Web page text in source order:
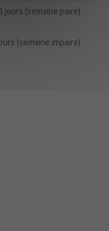
jours (semaine paire)
(semaine impaire)